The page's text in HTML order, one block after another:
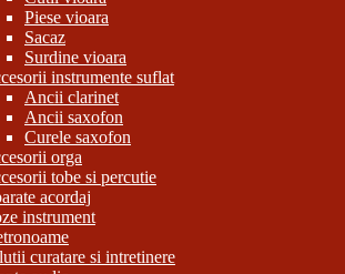
Piese vioara
Sacaz
Surdine vioara
instrumente suflat
Ancii clarinet
Ancii saxofon
Curele saxofon
orga
tobe si percutie
acordaj
instrument
curatare si intretinere